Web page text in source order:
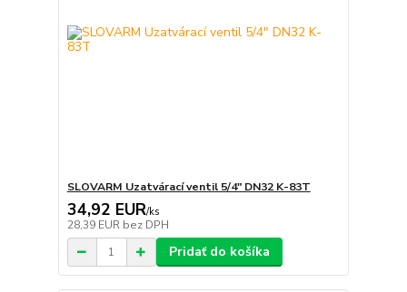
SLOVARM Uzatvárací ventil 5/4" DN32 K-83T
34,92 EUR/ks
28,39 EUR bez DPH
Pridať do košíka